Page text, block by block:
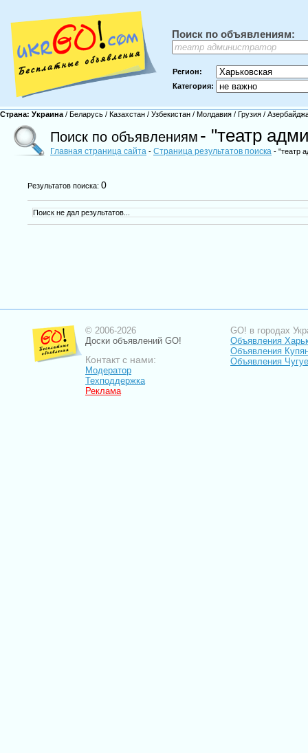
Поиск по объявлениям:
Регион:
Категория:
Страна: Украина / Беларусь / Казахстан / Узбекистан / Молдавия / Грузия /
Поиск по объявлениям - "театр
Главная страница сайта - Страница результатов поиска - "театр
Результатов поиска: 0
Поиск не дал результатов...
© 2006-2026
Доски объявлений GO!
Контакт с нами:
Модератор
Техподдержка
Реклама
GO! в городах
Объявления
Объявления
Объявления